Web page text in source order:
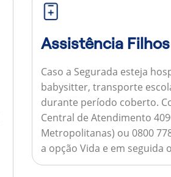
Assistência Filhos
Caso a Segurada esteja
babysitter, transporte
durante período coberto.
Central de Atendimento
Metropolitanas) ou 0800
a opção Vida e em seguida